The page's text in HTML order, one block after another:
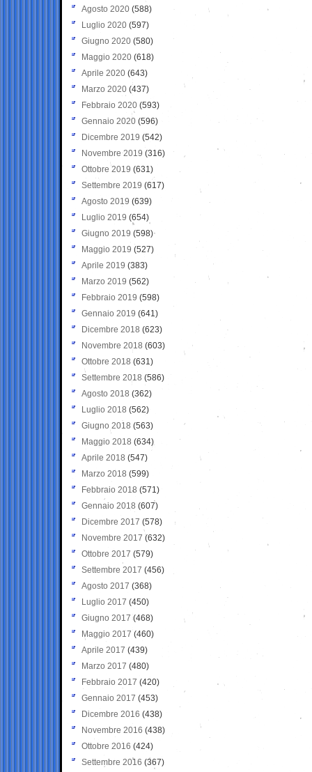
Agosto 2020 (588)
Luglio 2020 (597)
Giugno 2020 (580)
Maggio 2020 (618)
Aprile 2020 (643)
Marzo 2020 (437)
Febbraio 2020 (593)
Gennaio 2020 (596)
Dicembre 2019 (542)
Novembre 2019 (316)
Ottobre 2019 (631)
Settembre 2019 (617)
Agosto 2019 (639)
Luglio 2019 (654)
Giugno 2019 (598)
Maggio 2019 (527)
Aprile 2019 (383)
Marzo 2019 (562)
Febbraio 2019 (598)
Gennaio 2019 (641)
Dicembre 2018 (623)
Novembre 2018 (603)
Ottobre 2018 (631)
Settembre 2018 (586)
Agosto 2018 (362)
Luglio 2018 (562)
Giugno 2018 (563)
Maggio 2018 (634)
Aprile 2018 (547)
Marzo 2018 (599)
Febbraio 2018 (571)
Gennaio 2018 (607)
Dicembre 2017 (578)
Novembre 2017 (632)
Ottobre 2017 (579)
Settembre 2017 (456)
Agosto 2017 (368)
Luglio 2017 (450)
Giugno 2017 (468)
Maggio 2017 (460)
Aprile 2017 (439)
Marzo 2017 (480)
Febbraio 2017 (420)
Gennaio 2017 (453)
Dicembre 2016 (438)
Novembre 2016 (438)
Ottobre 2016 (424)
Settembre 2016 (367)